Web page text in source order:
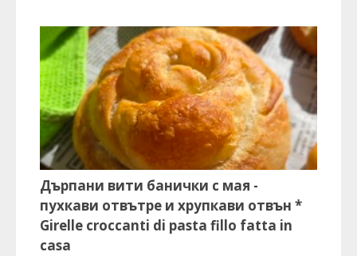
Дърпани вити банички с мая -
пухкави отвътре и хрупкави отвън *
Girelle croccanti di pasta fillo fatta in
casa